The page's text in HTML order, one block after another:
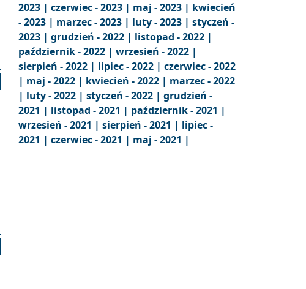
2023 | czerwiec - 2023 | maj - 2023 | kwiecień
- 2023 | marzec - 2023 | luty - 2023 | styczeń -
2023 | grudzień - 2022 | listopad - 2022 |
październik - 2022 | wrzesień - 2022 |
sierpień - 2022 | lipiec - 2022 | czerwiec - 2022
| maj - 2022 | kwiecień - 2022 | marzec - 2022
| luty - 2022 | styczeń - 2022 | grudzień -
2021 | listopad - 2021 | październik - 2021 |
wrzesień - 2021 | sierpień - 2021 | lipiec -
2021 | czerwiec - 2021 | maj - 2021 |